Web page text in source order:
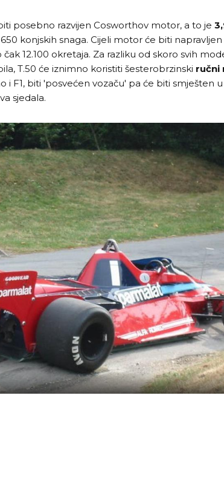
posebno razvijen Cosworthov motor, a to je
650 konjskih snaga. Cijeli motor će biti napravljen
12.100 okretaja. Za razliku od skoro svih
T.50 će iznimno koristiti šesterobrzinski ručni
i F1, biti 'posvećen vozaču' pa će biti smješten u
sjedala.